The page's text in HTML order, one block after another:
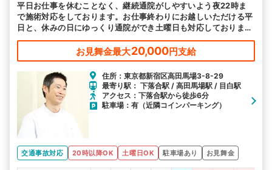
平日お仕事を休むことなく、継続通院がしやすいよう夜22時ま
で施術対応をしております。お仕事終わりにお越しいただける平
日と、休みの日にゆっくり通院ができ土曜日も対応しておりま
す。
お見舞金最大20,000円支給
住所：東京都新宿区高田馬場3-8-29
最寄り駅： 下落合駅 / 高田馬場駅 / 目白駅
アクセス：下落合駅から徒歩6分
駐車場：有（近隣コインパーキング）
交通事故対応 20時以降OK 土曜日OK 駐車場あり お見舞金